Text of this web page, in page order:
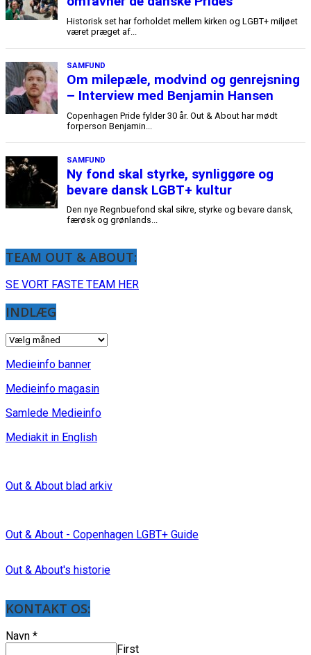
Historisk set har forholdet mellem kirken og LGBT+ miljøet
været præget af...
SAMFUND
Om milepæle, modvind og genrejsning
– Interview med Benjamin Hansen
Copenhagen Pride fylder 30 år. Out & About har mødt
forperson Benjamin...
SAMFUND
Ny fond skal styrke, synliggøre og
bevare dansk LGBT+ kultur
Den nye Regnbuefond skal sikre, styrke og bevare dansk,
færøsk og grønlands...
TEAM OUT & ABOUT:
SE VORT FASTE TEAM HER
INDLÆG
INDLÆG
Medieinfo banner
Medieinfo magasin
Samlede Medieinfo
Mediakit in English
Out & About blad arkiv
Out & About - Copenhagen LGBT+ Guide
Out & About's historie
KONTAKT OS:
Navn *
First